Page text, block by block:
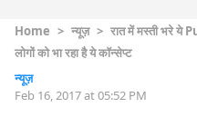
Home > न्यूज़ > रात में मस्ती भरे ये
लोगों को भा रहा है ये कॉन्सेप्ट
न्यूज़
Feb 16, 2017 at 05:52 PM